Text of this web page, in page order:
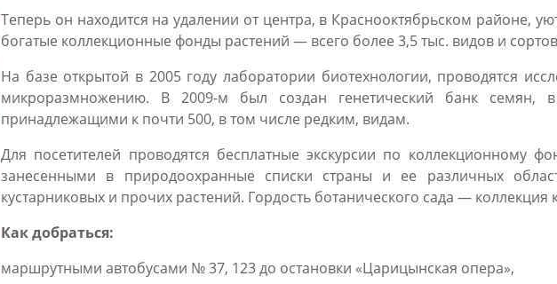
Теперь он находится на удалении от центра, в Краснооктябрьском районе,
богатые коллекционные фонды растений — всего более 3,5 тыс. видов и
На базе открытой в 2005 году лаборатории биотехнологии, проводятся
микроразмножению. В 2009-м был создан генетический банк семян,
принадлежащими к почти 500, в том числе редким, видам.
Для посетителей проводятся бесплатные экскурсии по коллекционному
занесенными в природоохранные списки страны и ее различных
кустарниковых и прочих растений. Гордость ботанического сада — коллекция
Как добраться:
маршрутными автобусами № 37, 123 до остановки «Царицынская опера»,